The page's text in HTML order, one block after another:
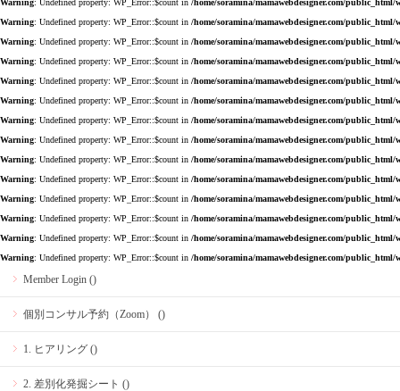
Warning: Undefined property: WP_Error::$count in /home/soramina/mamawebdesigner.com/
Warning: Undefined property: WP_Error::$count in /home/soramina/mamawebdesigner.com/
Warning: Undefined property: WP_Error::$count in /home/soramina/mamawebdesigner.com/
Warning: Undefined property: WP_Error::$count in /home/soramina/mamawebdesigner.com/
Warning: Undefined property: WP_Error::$count in /home/soramina/mamawebdesigner.com/
Warning: Undefined property: WP_Error::$count in /home/soramina/mamawebdesigner.com/
Warning: Undefined property: WP_Error::$count in /home/soramina/mamawebdesigner.com/
Warning: Undefined property: WP_Error::$count in /home/soramina/mamawebdesigner.com/
Warning: Undefined property: WP_Error::$count in /home/soramina/mamawebdesigner.com/
Warning: Undefined property: WP_Error::$count in /home/soramina/mamawebdesigner.com/
Warning: Undefined property: WP_Error::$count in /home/soramina/mamawebdesigner.com/
Warning: Undefined property: WP_Error::$count in /home/soramina/mamawebdesigner.com/
Warning: Undefined property: WP_Error::$count in /home/soramina/mamawebdesigner.com/
Warning: Undefined property: WP_Error::$count in /home/soramina/mamawebdesigner.com/
Member Login ()
個別コンサル予約（Zoom） ()
1. ヒアリング ()
2. 差別化発掘シート ()